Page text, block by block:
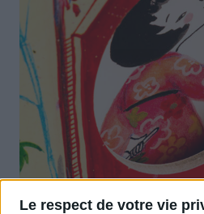
Le respect de votre vie